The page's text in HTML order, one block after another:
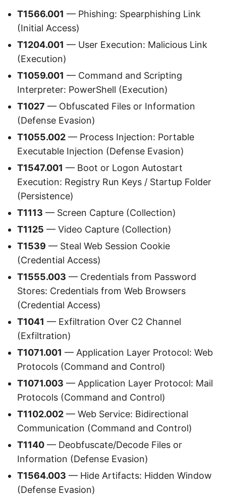
T1566.001 — Phishing: Spearphishing Link
(Initial Access)
T1204.001 — User Execution: Malicious Link
(Execution)
T1059.001 — Command and Scripting
Interpreter: PowerShell (Execution)
T1027 — Obfuscated Files or Information
(Defense Evasion)
T1055.002 — Process Injection: Portable
Executable Injection (Defense Evasion)
T1547.001 — Boot or Logon Autostart
Execution: Registry Run Keys / Startup Folder
(Persistence)
T1113 — Screen Capture (Collection)
T1125 — Video Capture (Collection)
T1539 — Steal Web Session Cookie
(Credential Access)
T1555.003 — Credentials from Password
Stores: Credentials from Web Browsers
(Credential Access)
T1041 — Exfiltration Over C2 Channel
(Exfiltration)
T1071.001 — Application Layer Protocol: Web
Protocols (Command and Control)
T1071.003 — Application Layer Protocol: Mail
Protocols (Command and Control)
T1102.002 — Web Service: Bidirectional
Communication (Command and Control)
T1140 — Deobfuscate/Decode Files or
Information (Defense Evasion)
T1564.003 — Hide Artifacts: Hidden Window
(Defense Evasion)